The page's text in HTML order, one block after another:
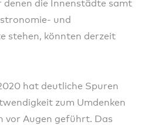
die Innenstädte samt
und
stehen, könnten derzeit
hat deutliche Spuren
zum Umdenken
vor Augen geführt. Das